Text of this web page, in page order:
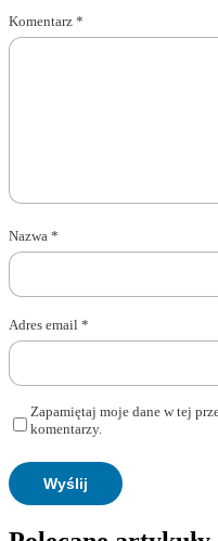
Komentarz *
Nazwa *
Adres email *
Zapamiętaj moje dane w tej
komentarzy.